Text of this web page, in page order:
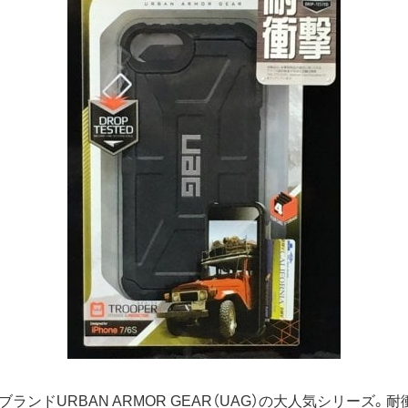
ランドURBAN ARMOR GEAR（UAG）の大人気シリーズ。